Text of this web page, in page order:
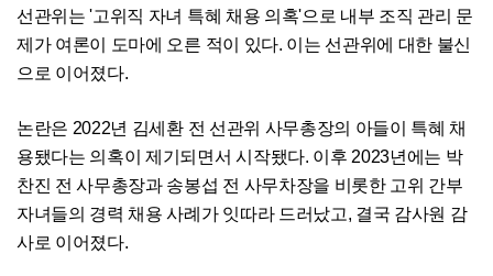
선관위는 '고위직 자녀 특혜 채용 의혹'으로 내부 조직 관리 문
제가 여론이 도마에 오른 적이 있다. 이는 선관위에 대한 불신
으로 이어졌다.
논란은 2022년 김세환 전 선관위 사무총장의 아들이 특혜 채
용됐다는 의혹이 제기되면서 시작됐다. 이후 2023년에는 박
찬진 전 사무총장과 송봉섭 전 사무차장을 비롯한 고위 간부
자녀들의 경력 채용 사례가 잇따라 드러났고, 결국 감사원 감
사로 이어졌다.